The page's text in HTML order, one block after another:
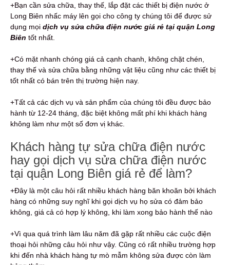
+Bạn cần sửa chữa, thay thế, lắp đặt các thiết bị điện nước ở
Long Biên nhấc máy lên gọi cho công ty chúng tôi để được sử
dụng mọi dịch vụ sửa chữa điện nước giá rẻ tại quận Long
Biên tốt nhất.
+Có mặt nhanh chóng giá cả cạnh chanh, không chặt chén,
thay thế và sửa chữa bằng những vật liệu cũng như các thiết bị
tốt nhất có bán trên thị trường hiện nay.
+Tất cả các dịch vụ và sản phẩm của chúng tôi đều được bảo
hành từ 12-24 tháng, đặc biệt không mất phí khi khách hàng
không làm như một số đơn vị khác.
Khách hàng tự sửa chữa điện nước
hay gọi dịch vụ sửa chữa điện nước
tại quận Long Biên giá rẻ để làm?
+Đây là một câu hỏi rất nhiều khách hàng băn khoăn bởi khách
hàng có những suy nghĩ khi gọi dịch vụ họ sửa có đảm bảo
không, giá cả có hợp lý không, khi làm xong bảo hành thế nào
+Vì qua quá trình làm lâu năm đã gặp rất nhiều các cuộc điện
thoại hỏi những câu hỏi như vậy. Cũng có rất nhiều trường hợp
khi đến nhà khách hàng tự mò mẫm không sửa được còn làm